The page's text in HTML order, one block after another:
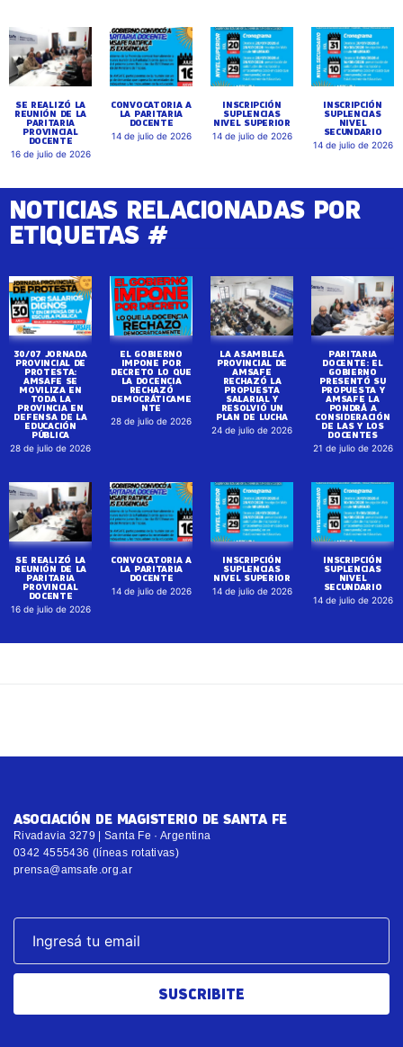
SE REALIZÓ LA
REUNIÓN DE LA
PARITARIA
PROVINCIAL
DOCENTE
16 de julio de 2026
CONVOCATORIA A
LA PARITARIA
DOCENTE
14 de julio de 2026
INSCRIPCIÓN
SUPLENCIAS
NIVEL SUPERIOR
14 de julio de 2026
INSCRIPCIÓN
SUPLENCIAS
NIVEL
SECUNDARIO
14 de julio de 2026
NOTICIAS RELACIONADAS POR
ETIQUETAS #
30/07 JORNADA
PROVINCIAL DE
PROTESTA:
AMSAFE SE
MOVILIZA EN
TODA LA
PROVINCIA EN
DEFENSA DE LA
EDUCACIÓN
PÚBLICA
28 de julio de 2026
EL GOBIERNO
IMPONE POR
DECRETO LO QUE
LA DOCENCIA
RECHAZÓ
DEMOCRÁTICAME
NTE
28 de julio de 2026
LA ASAMBLEA
PROVINCIAL DE
AMSAFE
RECHAZÓ LA
PROPUESTA
SALARIAL Y
RESOLVIÓ UN
PLAN DE LUCHA
24 de julio de 2026
PARITARIA
DOCENTE: EL
GOBIERNO
PRESENTÓ SU
PROPUESTA Y
AMSAFE LA
PONDRÁ A
CONSIDERACIÓN
DE LAS Y LOS
DOCENTES
21 de julio de 2026
SE REALIZÓ LA
REUNIÓN DE LA
PARITARIA
PROVINCIAL
DOCENTE
16 de julio de 2026
CONVOCATORIA A
LA PARITARIA
DOCENTE
14 de julio de 2026
INSCRIPCIÓN
SUPLENCIAS
NIVEL SUPERIOR
14 de julio de 2026
INSCRIPCIÓN
SUPLENCIAS
NIVEL
SECUNDARIO
14 de julio de 2026
ASOCIACIÓN DE MAGISTERIO DE SANTA FE
Rivadavia 3279 | Santa Fe · Argentina
0342 4555436 (líneas rotativas)
prensa@amsafe.org.ar
SUSCRIBITE